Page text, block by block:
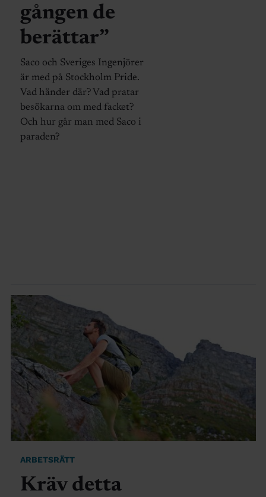
gången de
berättar”
Saco och Sveriges Ingenjörer
är med på Stockholm Pride.
Vad händer där? Vad pratar
besökarna om med facket?
Och hur går man med Saco i
paraden?
ARBETSRÄTT
Kräv detta